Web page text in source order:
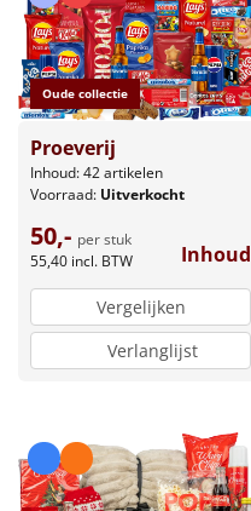
Oude collectie
Proeverij
Inhoud: 42 artikelen
Voorraad: Uitverkocht
50,- per stuk
55,40 incl. BTW Inhoud
Vergelijken
Verlanglijst